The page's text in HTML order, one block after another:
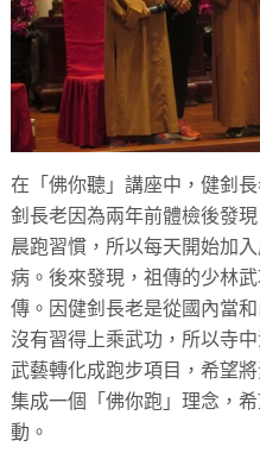
在「佛你聽」講座中，健釗
釗長老因為兩年前體檢後發
晨跑習慣，所以每天開始加
病。後來發現，祖傳的少林
傳。因健釗長老是從國內當
沒有習得上乘武功，所以寺
武藝轉化成跑步項目，希望
集成一個「佛你跑」理念，
動。